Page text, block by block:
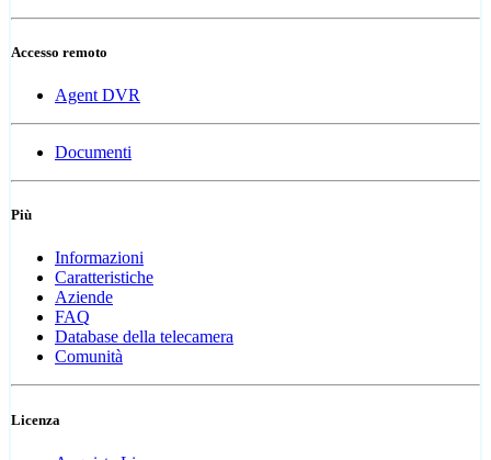
Accesso remoto
Agent DVR
Documenti
Più
Informazioni
Caratteristiche
Aziende
FAQ
Database della telecamera
Comunità
Licenza